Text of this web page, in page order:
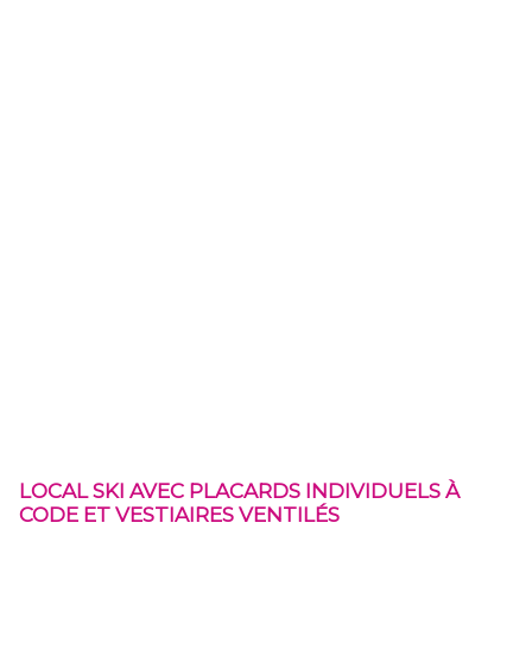
LOCAL SKI AVEC PLACARDS INDIVIDUELS À
CODE ET VESTIAIRES VENTILÉS